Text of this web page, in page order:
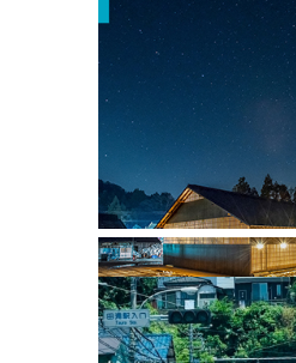
掲載雑誌・書籍
『街歩き研修「アールデコ
ム、和風バロック」』のレ